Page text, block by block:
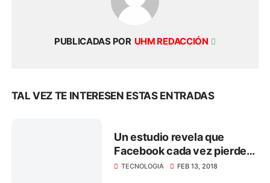
PUBLICADAS POR UHM REDACCIÓN
TAL VEZ TE INTERESEN ESTAS ENTRADAS
Un estudio revela que
Facebook cada vez pierde
más usuarios jóvenes
TECNOLOGIA FEB 13, 2018